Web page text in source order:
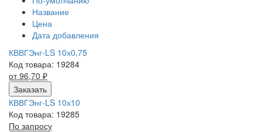
Название
Цена
Дата добавления
КВВГЭнг-LS 10х0,75
Код товара: 19284
от 96,70 ₽
Заказать
КВВГЭнг-LS 10х10
Код товара: 19285
По запросу